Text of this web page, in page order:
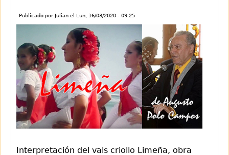
Publicado por Julian el Lun, 16/03/2020 - 09:25
Interpretación del vals criollo Limeña, obra